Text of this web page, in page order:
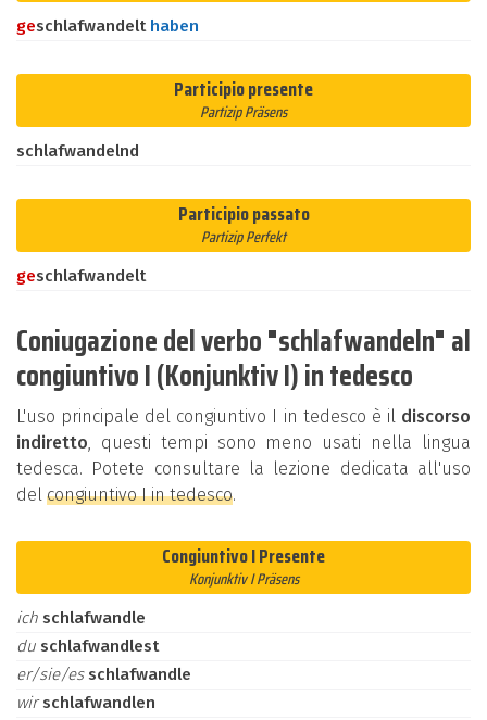
geschlafwandelt haben
Participio presente
Partizip Präsens
schlafwandelnd
Participio passato
Partizip Perfekt
geschlafwandelt
Coniugazione del verbo "schlafwandeln" al
congiuntivo I (Konjunktiv I) in tedesco
L'uso principale del congiuntivo I in tedesco è il discorso
indiretto, questi tempi sono meno usati nella lingua
tedesca. Potete consultare la lezione dedicata all'uso
del congiuntivo I in tedesco.
Congiuntivo I Presente
Konjunktiv I Präsens
ich schlafwandle
du schlafwandlest
er/sie/es schlafwandle
wirschlafwandlen